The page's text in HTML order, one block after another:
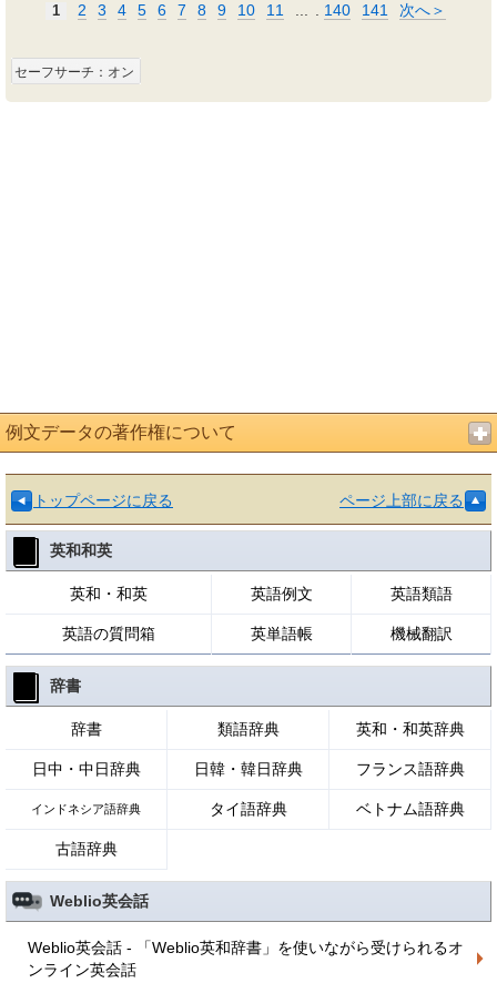
1 2 3 4 5 6 7 8 9 10 11 140 141 次へ＞
セーフサーチ：オン
例文データの著作権について
トップページに戻る ページ上部に戻る
英和和英
英和・和英 英語例文 英語類語
英語の質問箱 英単語帳 機械翻訳
辞書
辞書 類語辞典 英和・和英辞典
日中・中日辞典 日韓・韓日辞典 フランス語辞典
インドネシア語辞典 タイ語辞典 ベトナム語辞典
古語辞典
Weblio英会話
Weblio英会話 - 「Weblio英和辞書」を使いながら受けられるオ
ンライン英会話